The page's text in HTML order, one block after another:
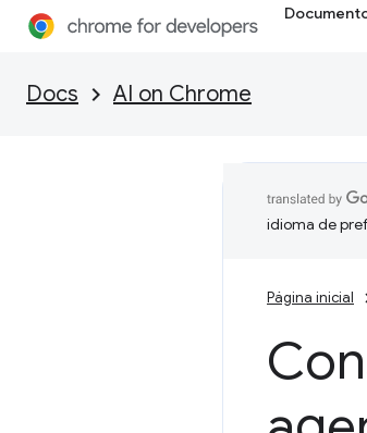
Docs AI on Chrome
idioma de
Página inicial